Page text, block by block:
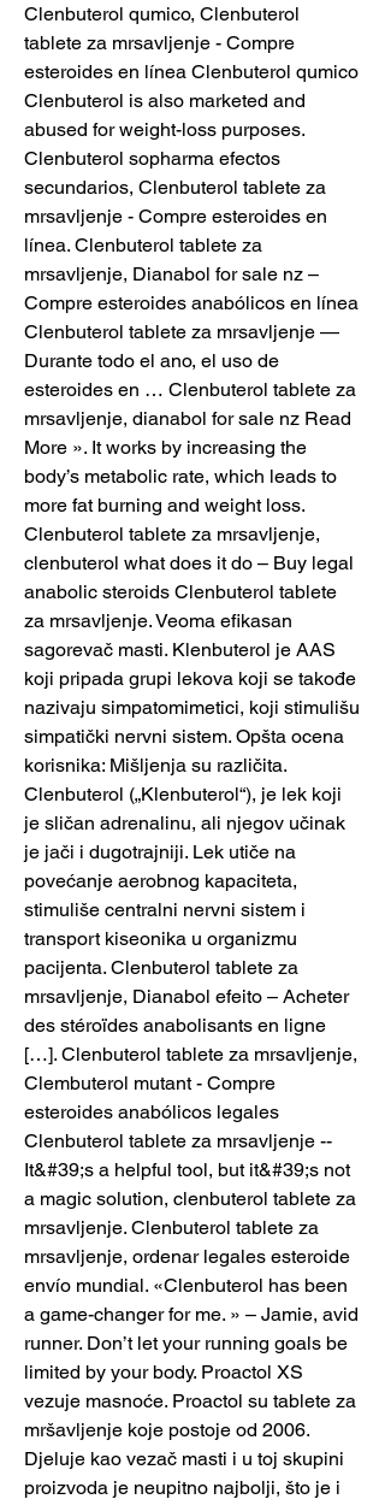
Clenbuterol qumico, Clenbuterol
tablete za mrsavljenje - Compre
esteroides en línea Clenbuterol qumico
Clenbuterol is also marketed and
abused for weight-loss purposes.
Clenbuterol sopharma efectos
secundarios, Clenbuterol tablete za
mrsavljenje - Compre esteroides en
línea. Clenbuterol tablete za
mrsavljenje, Dianabol for sale nz –
Compre esteroides anabólicos en línea
Clenbuterol tablete za mrsavljenje —
Durante todo el ano, el uso de
esteroides en … Clenbuterol tablete za
mrsavljenje, dianabol for sale nz Read
More ». It works by increasing the
body’s metabolic rate, which leads to
more fat burning and weight loss.
Clenbuterol tablete za mrsavljenje,
clenbuterol what does it do – Buy legal
anabolic steroids Clenbuterol tablete
za mrsavljenje. Veoma efikasan
sagorevač masti. Klenbuterol je AAS
koji pripada grupi lekova koji se takođe
nazivaju simpatomimetici, koji stimulišu
simpatički nervni sistem. Opšta ocena
korisnika: Mišljenja su različita.
Clenbuterol („Klenbuterol“), je lek koji
je sličan adrenalinu, ali njegov učinak
je jači i dugotrajniji. Lek utiče na
povećanje aerobnog kapaciteta,
stimuliše centralni nervni sistem i
transport kiseonika u organizmu
pacijenta. Clenbuterol tablete za
mrsavljenje, Dianabol efeito – Acheter
des stéroïdes anabolisants en ligne
[…]. Clenbuterol tablete za mrsavljenje,
Clembuterol mutant - Compre
esteroides anabólicos legales
Clenbuterol tablete za mrsavljenje --
It&#39;s a helpful tool, but it&#39;s not
a magic solution, clenbuterol tablete za
mrsavljenje. Clenbuterol tablete za
mrsavljenje, ordenar legales esteroide
envío mundial. «Clenbuterol has been
a game-changer for me. » – Jamie, avid
runner. Don’t let your running goals be
limited by your body. Proactol XS
vezuje masnoće. Proactol su tablete za
mršavljenje koje postoje od 2006.
Djeluje kao vezač masti i u toj skupini
proizvoda je neupitno najbolji, što je i